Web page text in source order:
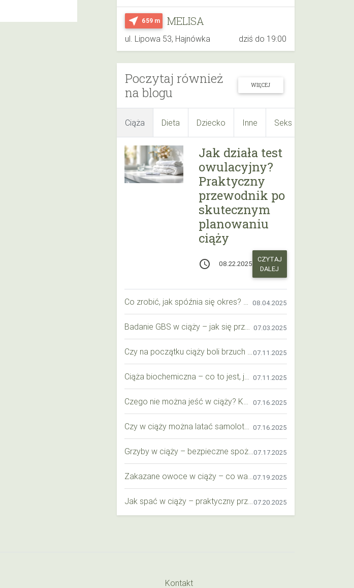
near_me 659 m MELISA
ul. Lipowa 53, Hajnówka dziś do 19:00
Poczytaj również
na blogu
WIĘCEJ
Ciąża Dieta Dziecko Inne Seks
Jak działa test
owulacyjny?
Praktyczny
przewodnik po
skutecznym
planowaniu
ciąży
access_time 08.22.2025
CZYTAJ
DALEJ
08.04.2025
07.03.2025
07.11.2025
07.11.2025
07.16.2025
07.16.2025
07.17.2025
07.19.2025
07.20.2025
Kontakt